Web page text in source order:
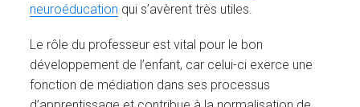
neuroéducation qui s’avèrent très utiles.
Le rôle du professeur est vital pour le bon
développement de l’enfant, car celui-ci exerce une
fonction de médiation dans ses processus